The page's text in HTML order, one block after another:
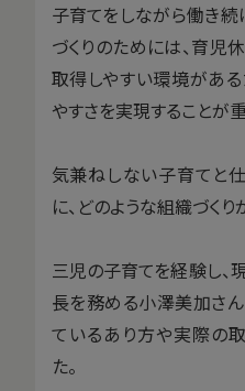
子育てをしながら働き
づくりのためには、育
取得しやすい環境があ
やすさを実現することが
気兼ねしない子育てと
に、どのような組織づく
三児の子育てを経験し
長を務める小澤美加さ
ているあり方や実際の
た。